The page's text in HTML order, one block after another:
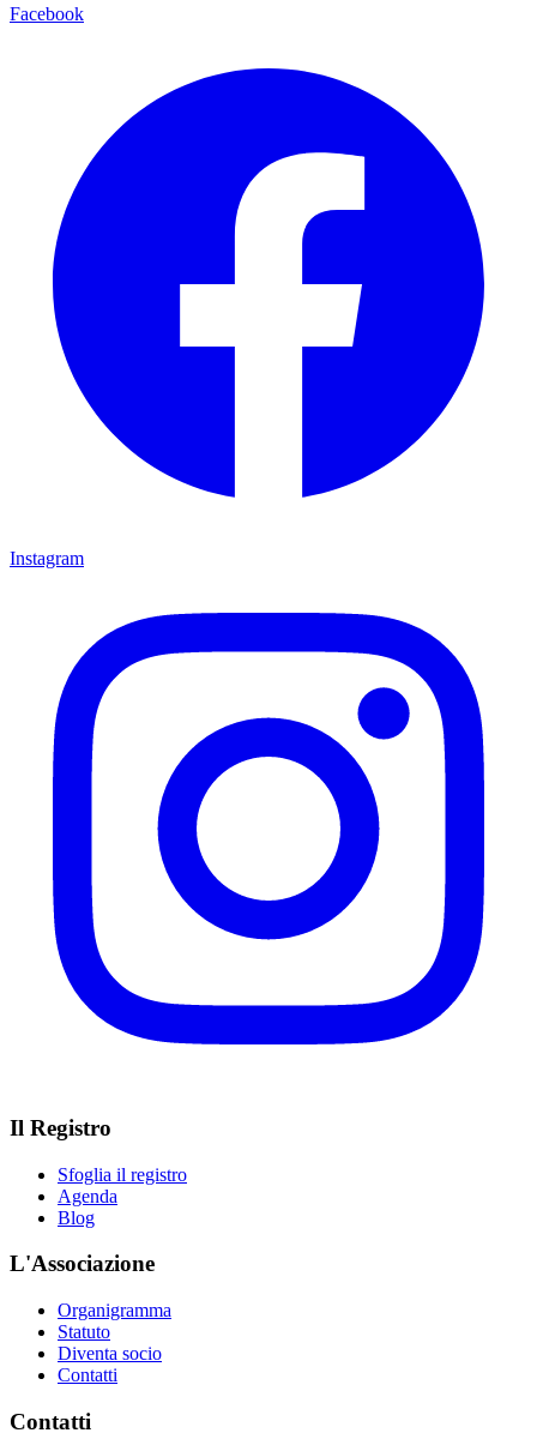
Facebook
Instagram
Il Registro
Sfoglia il registro
Agenda
Blog
L'Associazione
Organigramma
Statuto
Diventa socio
Contatti
Contatti